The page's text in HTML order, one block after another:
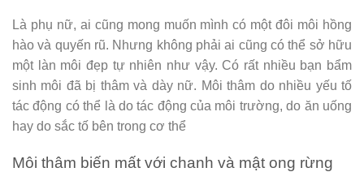
Là phụ nữ, ai cũng mong muốn mình có một đôi môi hồng
hào và quyến rũ. Nhưng không phải ai cũng có thể sở hữu
một làn môi đẹp tự nhiên như vậy. Có rất nhiều bạn bẩm
sinh môi đã bị thâm và dày nữ. Môi thâm do nhiều yếu tố
tác động có thể là do tác động của môi trường, do ăn uống
hay do sắc tố bên trong cơ thể
Môi thâm biến mất với chanh và mật ong rừng